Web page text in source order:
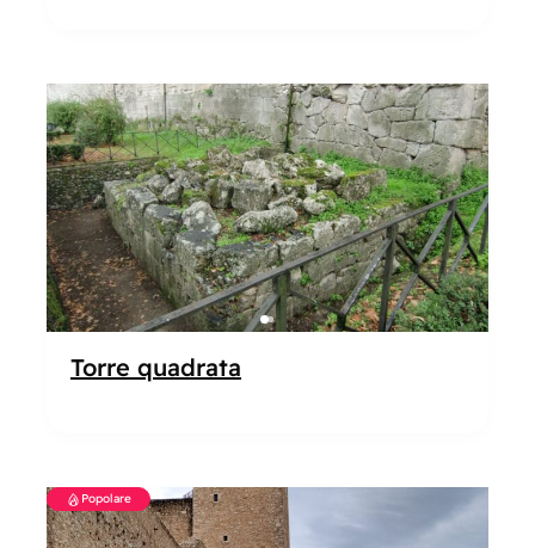
Popolare
Torre quadrata
Popolare